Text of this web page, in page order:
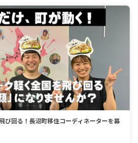
び回る！長沼町移住コーディネーターを募